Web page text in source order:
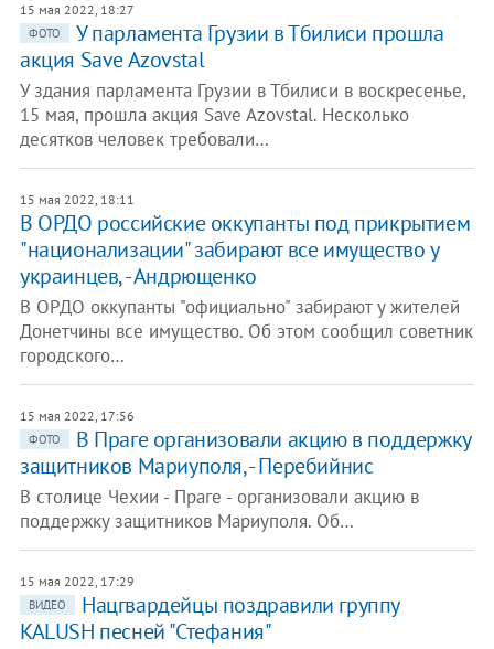
15 мая 2022, 18:27
ФОТО
У парламента Грузии в Тбилиси прошла
акция Save Azovstal
У здания парламента Грузии в Тбилиси в воскресенье,
15 мая, прошла акция Save Azovstal. Несколько
десятков человек требовали…
15 мая 2022, 18:11
В ОРДО российские оккупанты под прикрытием
"национализации" забирают все имущество у
украинцев, - Андрющенко
В ОРДО оккупанты "официально" забирают у жителей
Донетчины все имущество. Об этом сообщил советник
городского…
15 мая 2022, 17:56
ФОТО
В Праге организовали акцию в поддержку
защитников Мариуполя, - Перебийнис
В столице Чехии - Праге - организовали акцию в
поддержку защитников Мариуполя. Об…
15 мая 2022, 17:29
ВИДЕО
Нацгвардейцы поздравили группу
KALUSH песней "Стефания"